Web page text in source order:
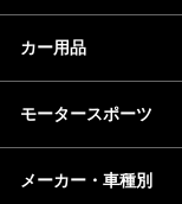
カー用品
モータースポーツ
メーカー・車種別